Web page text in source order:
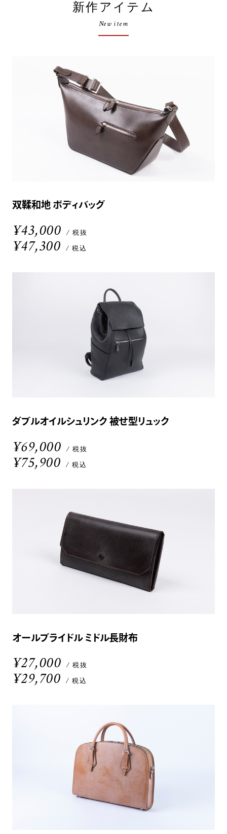
新作アイテム
New item
双鞣和地 ボディバッグ
¥43,000 / 税抜
¥47,300 / 税込
ダブルオイルシュリンク 被せ型リュック
¥69,000 / 税抜
¥75,900 / 税込
オールブライドル ミドル長財布
¥27,000 / 税抜
¥29,700 / 税込